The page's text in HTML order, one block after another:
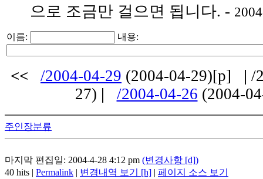
으로 조금만 걸으면 됩니다. -
이름: 내용:
<< /2004-04-29 (2004-04-29)[p] | /
27) | /2004-04-26 (2004-
주인장분류
마지막 편집일: 2004-4-28 4:12 pm (변경사항 [d])
40 hits | Permalink | 변경내역 보기 [h] | 페이지 소스 보기